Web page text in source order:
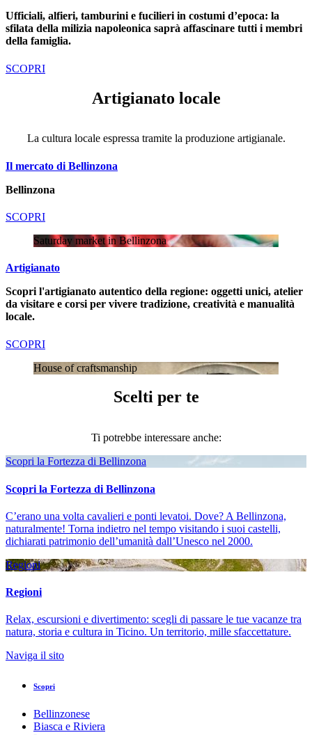
Ufficiali, alfieri, tamburini e fucilieri in costumi d’epoca: la
sfilata della milizia napoleonica saprà affascinare tutti i membri
della famiglia.
SCOPRI
Artigianato locale
La cultura locale espressa tramite la produzione artigianale.
Il mercato di Bellinzona
Bellinzona
SCOPRI
Saturday market in Bellinzona
Artigianato
Scopri l'artigianato autentico della regione: oggetti unici, atelier
da visitare e corsi per vivere tradizione, creatività e manualità
locale.
SCOPRI
House of craftsmanship
Scelti per te
Ti potrebbe interessare anche:
Scopri la Fortezza di Bellinzona
Scopri la Fortezza di Bellinzona
C’erano una volta cavalieri e ponti levatoi. Dove? A Bellinzona,
naturalmente! Torna indietro nel tempo visitando i suoi castelli,
dichiarati patrimonio dell’umanità dall’Unesco nel 2000.
Regioni
Regioni
Relax, escursioni e divertimento: scegli di passare le tue vacanze tra
natura, storia e cultura in Ticino. Un territorio, mille sfaccettature.
Naviga il sito
Scopri
Bellinzonese
Biasca e Riviera